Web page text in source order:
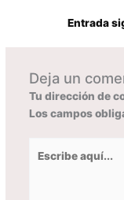
Entrada
Deja un
Tu dirección de
Los campos
aquí...